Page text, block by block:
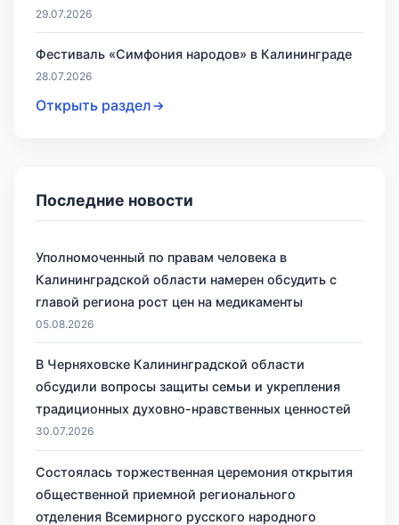
29.07.2026
Фестиваль «Симфония народов» в Калининграде
28.07.2026
Открыть раздел
Последние новости
Уполномоченный по правам человека в
Калининградской области намерен обсудить с
главой региона рост цен на медикаменты
05.08.2026
В Черняховске Калининградской области
обсудили вопросы защиты семьи и укрепления
традиционных духовно-нравственных ценностей
30.07.2026
Состоялась торжественная церемония открытия
общественной приемной регионального
отделения Всемирного русского народного